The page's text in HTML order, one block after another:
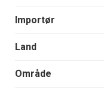
Importør
Land
Område